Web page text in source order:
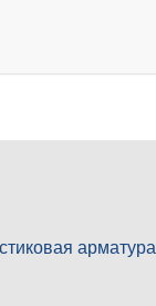
арматура